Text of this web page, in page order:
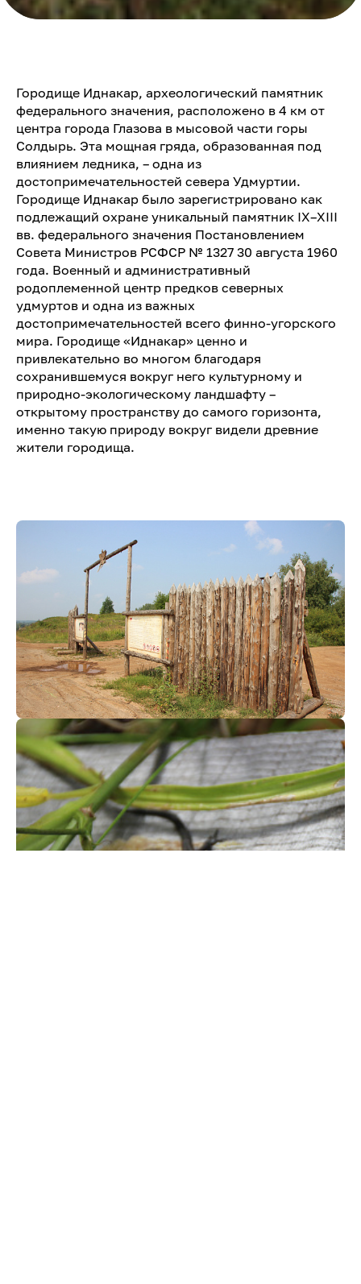
Городище Иднакар, археологический памятник
федерального значения, расположено в 4 км от
центра города Глазова в мысовой части горы
Солдырь. Эта мощная гряда, образованная под
влиянием ледника, – одна из
достопримечательностей севера Удмуртии.
Городище Иднакар было зарегистрировано как
подлежащий охране уникальный памятник IX–XIII
вв. федерального значения Постановлением
Совета Министров РСФСР № 1327 30 августа 1960
года. Военный и административный
родоплеменной центр предков северных
удмуртов и одна из важных
достопримечательностей всего финно-угорского
мира. Городище «Иднакар» ценно и
привлекательно во многом благодаря
сохранившемуся вокруг него культурному и
природно-экологическому ландшафту –
открытому пространству до самого горизонта,
именно такую природу вокруг видели древние
жители городища.